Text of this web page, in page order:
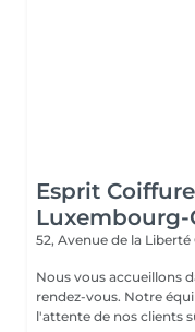
Esprit Coiffure
Luxembourg-
52, Avenue de la Liberté
Nous vous accueillons
rendez-vous. Notre
l'attente de nos clients